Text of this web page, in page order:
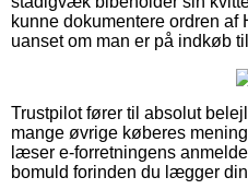
kunne dokumentere ordren af
uanset om man er på indkøb
Trustpilot fører til absolut
mange øvrige køberes
læser e-forretningens
bomuld forinden du lægger